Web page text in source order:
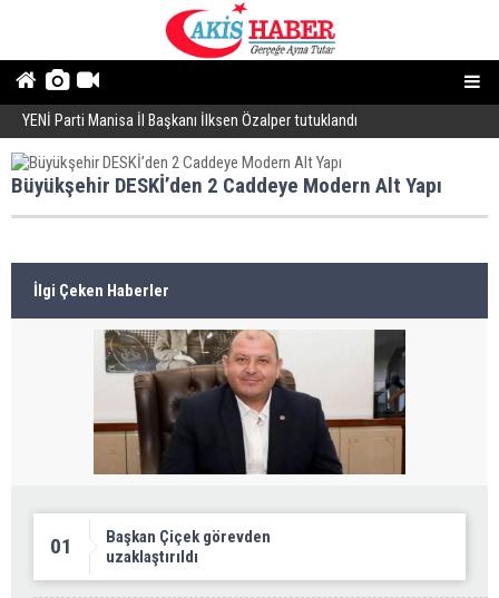
YENİ Parti Manisa İl Başkanı İlksen Özalper tutuklandı
Büyükşehir DESKİ’den 2 Caddeye Modern Alt Yapı
İlgi Çeken Haberler
01
Başkan Çiçek görevden
uzaklaştırıldı